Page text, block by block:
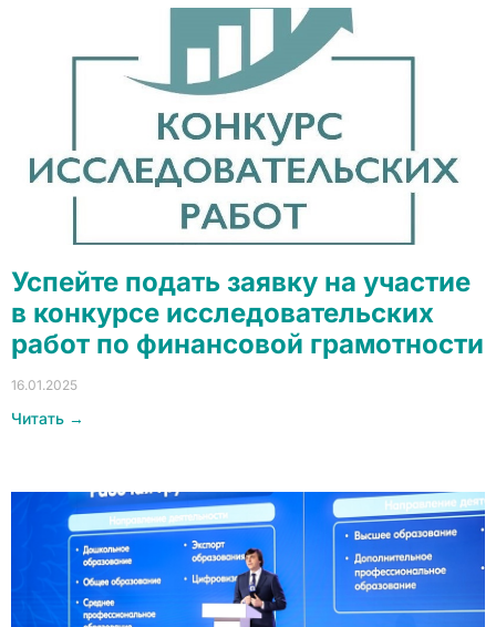
Успейте подать заявку на участие
в конкурсе исследовательских
работ по финансовой грамотности
16.01.2025
Читать →